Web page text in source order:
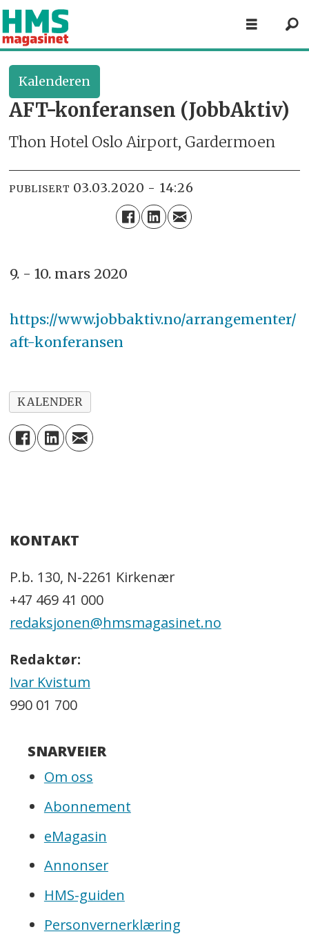
Kalenderen
AFT-konferansen (JobbAktiv)
Thon Hotel Oslo Airport, Gardermoen
PUBLISERT 03.03.2020 - 14:26
9. - 10. mars 2020
https://www.jobbaktiv.no/arrangementer/
aft-konferansen
KALENDER
KONTAKT
P.b. 130, N-2261 Kirkenær
+47 469 41 000
redaksjonen@hmsmagasinet.no
Redaktør:
Ivar Kvistum
990 01 700
SNARVEIER
Om oss
Abonnement
eMagasin
Annonser
HMS-guiden
Personvernerklæring